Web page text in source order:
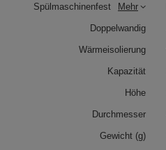
Spülmaschinenfest Mehr
Doppelwandig
Wärmeisolierung
Kapazität
Höhe
Durchmesser
Gewicht (g)